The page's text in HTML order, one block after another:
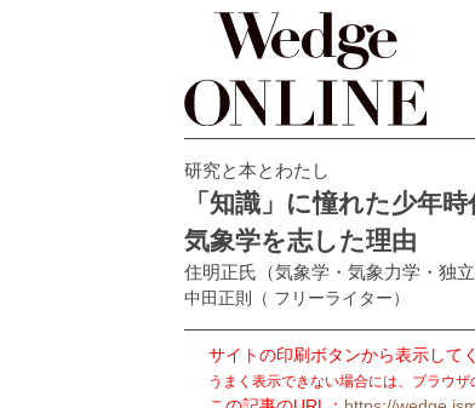
研究と本とわたし
「知識」に憧れた少年時
気象学を志した理由
住明正氏（気象学・気象力学・独
中田正則 （ フリーライター）
サイトの印刷ボタンから表示して
うまく表示できない場合には、ブラウ